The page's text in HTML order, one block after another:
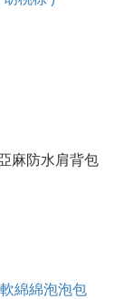
麻防水肩背包